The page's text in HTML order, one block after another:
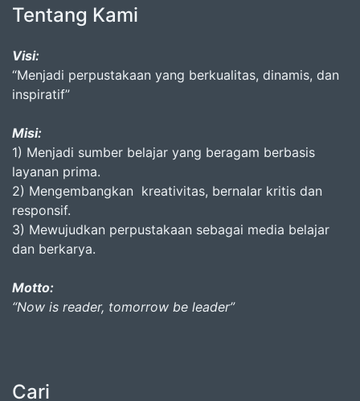
Tentang Kami
Visi:
“Menjadi perpustakaan yang berkualitas, dinamis, dan
inspiratif”
Misi:
1) Menjadi sumber belajar yang beragam berbasis
layanan prima.
2) Mengembangkan kreativitas, bernalar kritis dan
responsif.
3) Mewujudkan perpustakaan sebagai media belajar
dan berkarya.
Motto:
“Now is reader, tomorrow be leader”
Cari